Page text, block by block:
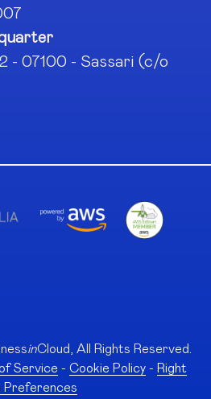
- 07100 - Sassari (c/o
inCloud, All Rights Reserved.
Service - Cookie Policy - Right
Preferences